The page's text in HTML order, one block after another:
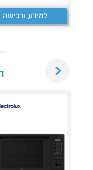
למידע ורכישה